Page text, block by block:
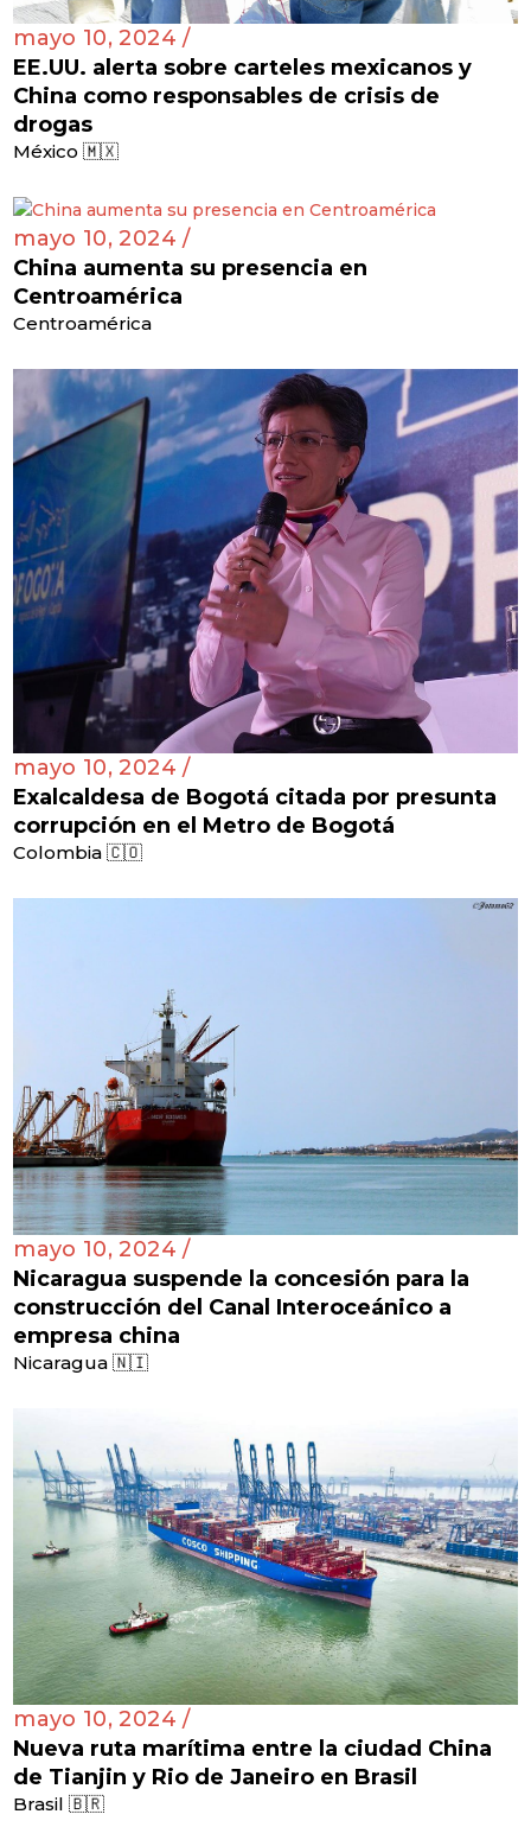
mayo 10, 2024 /
EE.UU. alerta sobre carteles mexicanos y
China como responsables de crisis de
drogas
México 🇲🇽
mayo 10, 2024 /
China aumenta su presencia en
Centroamérica
Centroamérica
mayo 10, 2024 /
Exalcaldesa de Bogotá citada por presunta
corrupción en el Metro de Bogotá
Colombia 🇨🇴
mayo 10, 2024 /
Nicaragua suspende la concesión para la
construcción del Canal Interoceánico a
empresa china
Nicaragua 🇳🇮
mayo 10, 2024 /
Nueva ruta marítima entre la ciudad China
de Tianjin y Rio de Janeiro en Brasil
Brasil 🇧🇷